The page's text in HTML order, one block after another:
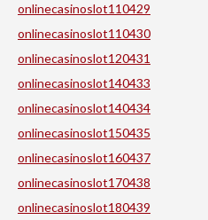
onlinecasinoslot110429
onlinecasinoslot110430
onlinecasinoslot120431
onlinecasinoslot140433
onlinecasinoslot140434
onlinecasinoslot150435
onlinecasinoslot160437
onlinecasinoslot170438
onlinecasinoslot180439